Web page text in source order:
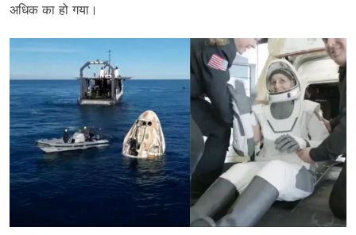
अधिक का हो गया।